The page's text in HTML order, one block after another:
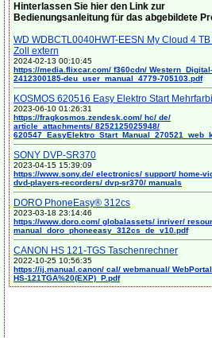
Hinterlassen Sie hier den Link zur
Bedienungsanleitung für das abgebildete
WD WDBCTL0040HWT-EESN My Cloud 4
Zoll extern
2024-02-13 00:10:45
https://media.flixcar.com/ f360cdn/ Western_Digital-
2412300185-deu_user_manual_4779-705103.pdf
KOSMOS 620516 Easy Elektro Start
2023-06-10 01:26:31
https://fragkosmos.zendesk.com/ hc/ de/
article_attachments/ 8252125025948/
SONY DVP-SR370
2023-04-15 15:39:09
https://www.sony.de/ electronics/ support/ home-
dvd-players-recorders/ dvp-sr370/ manuals
DORO PhoneEasy® 312cs
2023-03-18 23:14:46
https://www.doro.com/ globalassets/ inriver/
manual_doro_phoneeasy_312cs_de_v10.pdf
CANON HS 121-TGS Taschenrechner
2022-10-25 10:56:35
https://ij.manual.canon/ cal/ webmanual/
HS-121TGA%20(EXP)_P.pdf